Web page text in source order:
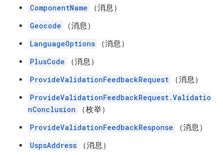
ComponentName
（消息）
Geocode
（消息）
LanguageOptions
（消息）
PlusCode
（消息）
ProvideValidationFeedbackRequest
（消息）
ProvideValidationFeedbackRequest.Validatio
nConclusion
（枚举）
ProvideValidationFeedbackResponse
（消息）
UspsAddress
（消息）